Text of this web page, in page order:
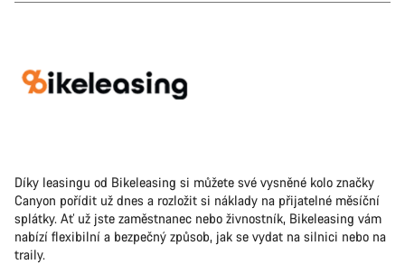
Díky leasingu od Bikeleasing si můžete své vysněné kolo značky
Canyon pořídit už dnes a rozložit si náklady na přijatelné měsíční
splátky. Ať už jste zaměstnanec nebo živnostník, Bikeleasing vám
nabízí flexibilní a bezpečný způsob, jak se vydat na silnici nebo na
traily.